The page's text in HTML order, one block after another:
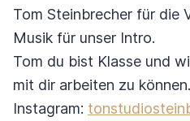
Tom Steinbrecher für die
Musik für unser Intro.
Tom du bist Klasse und
mit dir arbeiten zu können.
Instagram: